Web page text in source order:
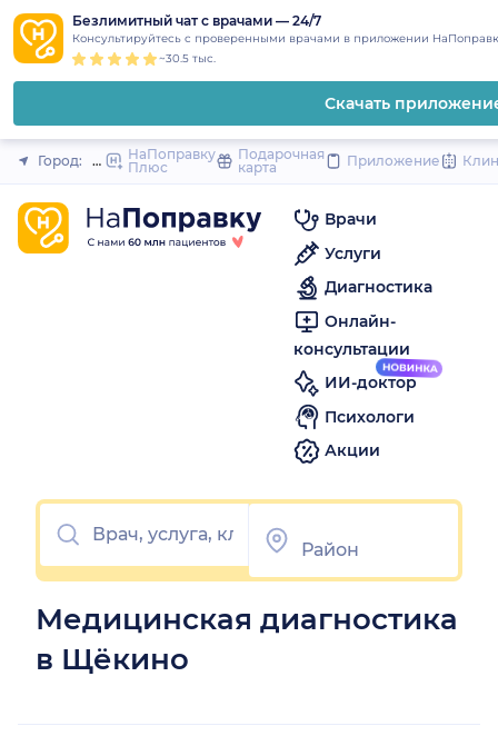
content
Безлимитный чат с врачами — 24/7
Консультируйтесь с проверенными врачами в приложении
~30.5 тыс.
Скачать
Закрыть
Город: ЩёкиноНаПоправку
Плюс
Подарочная
карта
Приложение
Врачи
Услуги
Диагностика
Онлайн-
консультации
ИИ-доктор
Психологи
Акции
Медицинская диагностика
в Щёкино